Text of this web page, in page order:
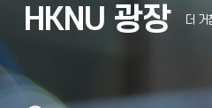
HKNU 광장